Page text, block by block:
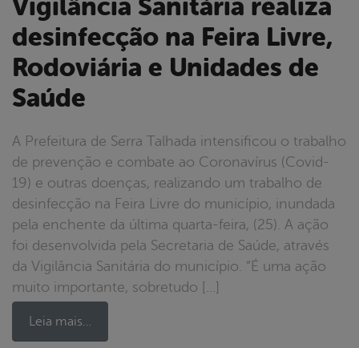
Vigilância Sanitária realiza
desinfecção na Feira Livre,
Rodoviária e Unidades de
Saúde
A Prefeitura de Serra Talhada intensificou o trabalho
de prevenção e combate ao Coronavírus (Covid-
19) e outras doenças, realizando um trabalho de
desinfecção na Feira Livre do município, inundada
pela enchente da última quarta-feira, (25). A ação
foi desenvolvida pela Secretaria de Saúde, através
da Vigilância Sanitária do município. “É uma ação
muito importante, sobretudo […]
Leia mais…